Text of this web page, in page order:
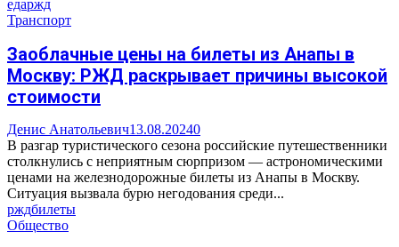
едаржд
Транспорт
Заоблачные цены на билеты из Анапы в
Москву: РЖД раскрывает причины высокой
стоимости
Денис Анатольевич13.08.20240
В разгар туристического сезона российские путешественники
столкнулись с неприятным сюрпризом — астрономическими
ценами на железнодорожные билеты из Анапы в Москву.
Ситуация вызвала бурю негодования среди...
рждбилеты
Общество